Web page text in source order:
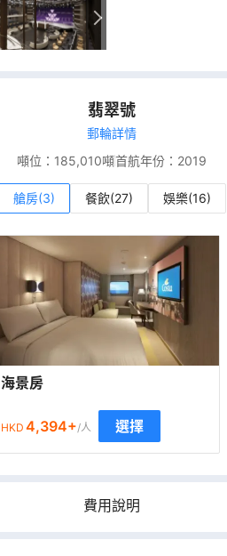
翡翠號
郵輪詳情
噸位： 185,010噸首航年份： 2019
艙房(3) 餐飲(27) 娛樂(16)
海景房
HKD 4,394+/人 選擇
費用說明